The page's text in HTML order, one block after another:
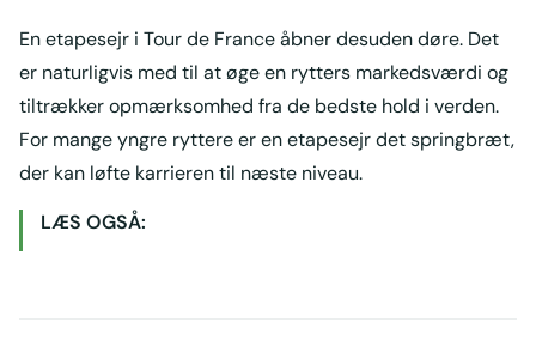
En etapesejr i Tour de France åbner desuden døre. Det
er naturligvis med til at øge en rytters markedsværdi og
tiltrækker opmærksomhed fra de bedste hold i verden.
For mange yngre ryttere er en etapesejr det springbræt,
der kan løfte karrieren til næste niveau.
LÆS OGSÅ: